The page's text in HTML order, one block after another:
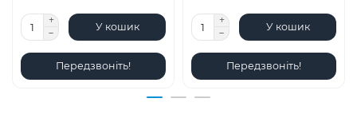
У кошик
Передзвоніть!
У кошик
Передзвоніть!